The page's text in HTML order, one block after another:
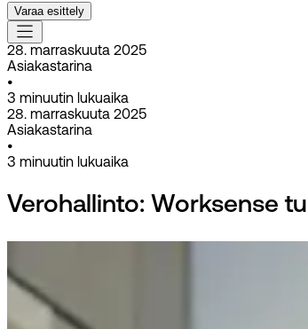
Varaa esittely
28. marraskuuta 2025
Asiakastarina
•
3 minuutin lukuaika
28. marraskuuta 2025
Asiakastarina
•
3 minuutin lukuaika
Verohallinto: Worksense